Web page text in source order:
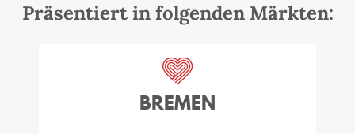
Präsentiert in folgenden Märkten:
BREMEN